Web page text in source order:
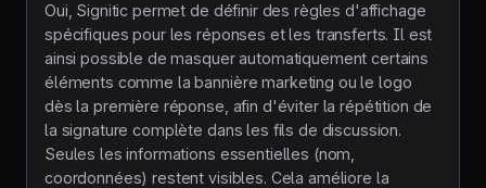
Oui, Signitic permet de définir des règles d'affichage
spécifiques pour les réponses et les transferts. Il est
ainsi possible de masquer automatiquement certains
éléments comme la bannière marketing ou le logo
dès la première réponse, afin d'éviter la répétition de
la signature complète dans les fils de discussion.
Seules les informations essentielles (nom,
coordonnées) restent visibles. Cela améliore la